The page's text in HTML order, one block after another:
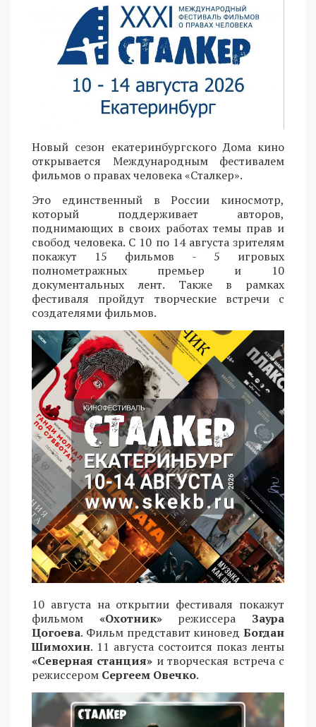
Новый сезон екатеринбургского Дома кино
открывается Международным фестивалем
фильмов о правах человека «Сталкер».
Это единственный в России киносмотр,
который поддерживает авторов,
поднимающих в своих работах темы прав и
свобод человека. С 10 по 14 августа зрителям
покажут 15 фильмов - 5 игровых
полнометражных премьер и 10
документальных лент. Также в рамках
фестиваля пройдут творческие встречи с
создателями фильмов.
10 августа на открытии фестиваля покажут
фильмом «Охотник»режиссера Заура
Цогоева. Фильм представит киновед Богдан
Шимохин. 11 августа состоится показ ленты
«Северная станция» и творческая встреча с
режиссером Сергеем Овечко.